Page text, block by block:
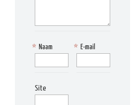
Naam
* E-mail
*
Site